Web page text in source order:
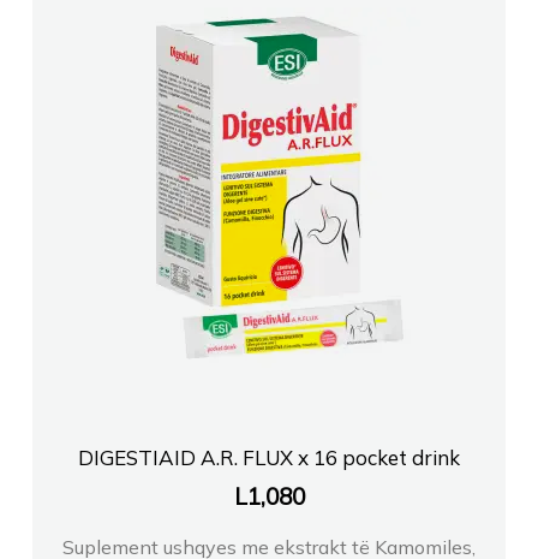
DIGESTIAID A.R. FLUX x 16 pocket drink
L1,080
Suplement ushqyes me ekstrakt të Kamomiles,